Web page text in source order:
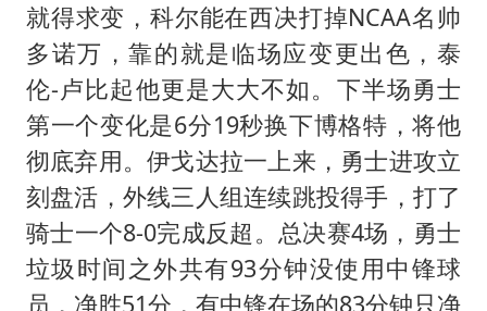
就得求变，科尔能在西决打掉NCAA名帅
多诺万，靠的就是临场应变更出色，泰
伦-卢比起他更是大大不如。下半场勇士
第一个变化是6分19秒换下博格特，将他
彻底弃用。伊戈达拉一上来，勇士进攻立
刻盘活，外线三人组连续跳投得手，打了
骑士一个8-0完成反超。总决赛4场，勇士
垃圾时间之外共有93分钟没使用中锋球
员，净胜51分，有中锋在场的83分钟只净